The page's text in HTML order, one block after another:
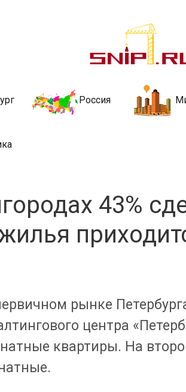
стройкой
Россия
43%
рынке
центра
квартиры. На